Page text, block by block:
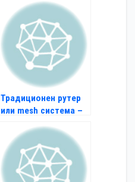
Традиционен рутер
или mesh система –